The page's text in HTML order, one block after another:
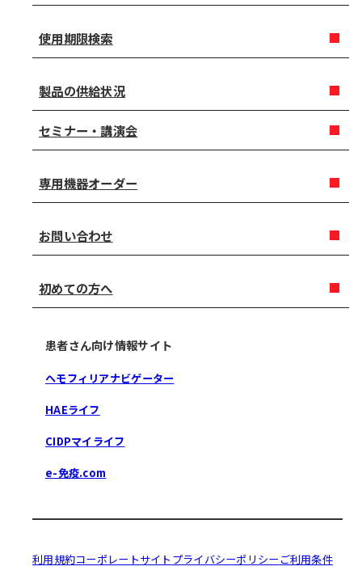
使用期限検索
製品の供給状況
セミナー・講演会
専用機器オーダー
お問い合わせ
初めての方へ
患者さん向け情報サイト
ヘモフィリアナビゲーター
HAEライフ
CIDPマイライフ
e-免疫.com
利用規約コーポレートサイト プライバシーポリシー ご利用条件